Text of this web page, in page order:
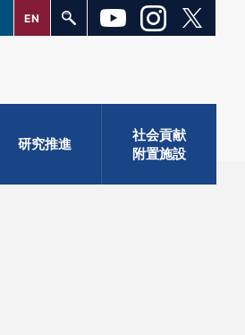
EN
研究推進
社会貢献
附置施設